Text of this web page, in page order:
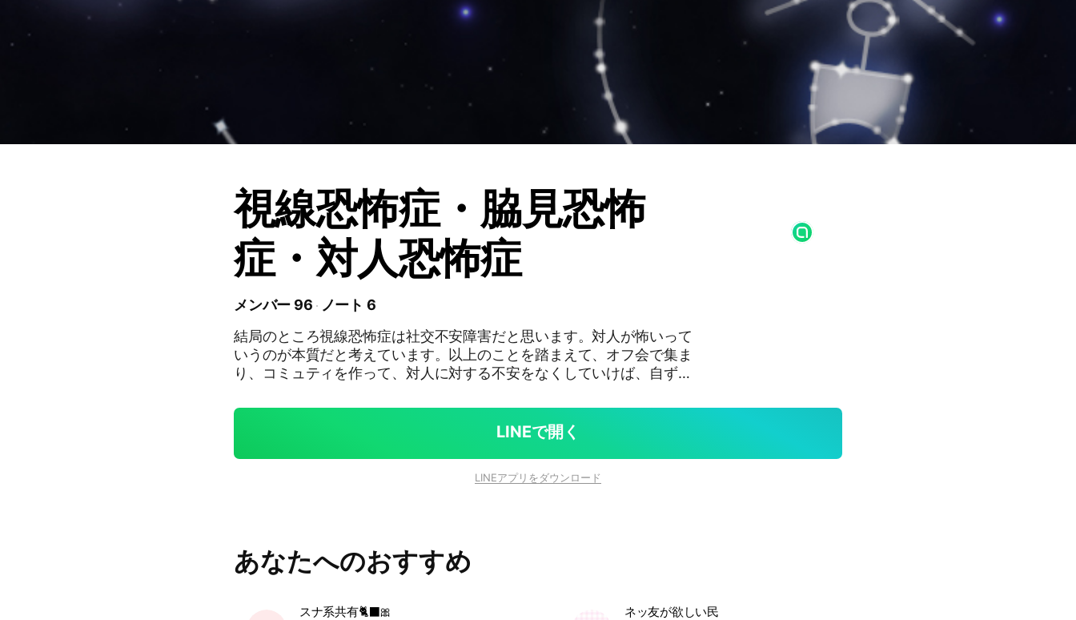
視線恐怖症・脇見恐怖
症・対人恐怖症
メンバー 96
ノート 6
結局のところ視線恐怖症は社交不安障害だと思います。対人が怖いって
いうのが本質だと考えています。以上のことを踏まえて、オフ会で集ま
り、コミュティを作って、対人に対する不安をなくしていけば、自ずと
LINEで開く
LINEアプリをダウンロード
あなたへのおすすめ
スナ系共有🐈‍⬛🎀 ネッ友が欲しい民